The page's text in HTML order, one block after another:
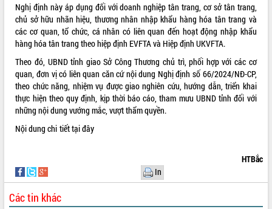
VIDEO
Không có file video nào để phát.
ALBUM ẢNH
Nghị định này áp dụng đối với doanh nghiệp tân trang, cơ sở tân trang,
chủ sở hữu nhãn hiệu, thương nhân nhập khẩu hàng hóa tân trang và
các cơ quan, tổ chức, cá nhân có liên quan đến hoạt động nhập khẩu
hàng hóa tân trang theo hiệp định EVFTA và Hiệp định UKVFTA.
Theo đó, UBND tỉnh giao Sở Công Thương chủ trì, phối hợp với các cơ
quan, đơn vị có liên quan căn cứ nội dung Nghị định số 66/2024/NĐ-CP,
theo chức năng, nhiệm vụ được giao nghiên cứu, hướng dẫn, triển khai
thực hiện theo quy định, kịp thời báo cáo, tham mưu UBND tỉnh đối với
những nội dung vướng mắc, vượt thẩm quyền.
Nội dung chi tiếttại đây
HTBắc
In
Các tin khác